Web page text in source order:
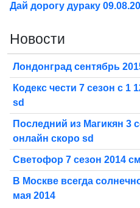
Дай дорогу дураку
Новости
Лондонград сентябрь
Кодекс чести 7 сезон с 1
sd
Последний из Магикян 3
онлайн скоро sd
Светофор 7 сезон 2014
В Москве всегда
мая 2014